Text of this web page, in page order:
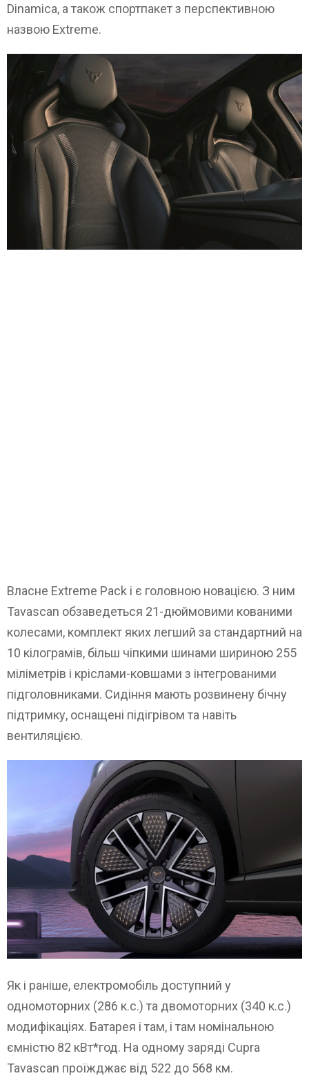
Dinamica, а також спортпакет з перспективною
назвою Extreme.
Власне Extreme Pack і є головною новацією. З ним
Tavascan обзаведеться 21-дюймовими кованими
колесами, комплект яких легший за стандартний на
10 кілограмів, більш чіпкими шинами шириною 255
міліметрів і кріслами-ковшами з інтегрованими
підголовниками. Сидіння мають розвинену бічну
підтримку, оснащені підігрівом та навіть
вентиляцією.
Як і раніше, електромобіль доступний у
одномоторних (286 к.с.) та двомоторних (340 к.с.)
модифікаціях. Батарея і там, і там номінальною
ємністю 82 кВт*год. На одному заряді Cupra
Tavascan проїжджає від 522 до 568 км.